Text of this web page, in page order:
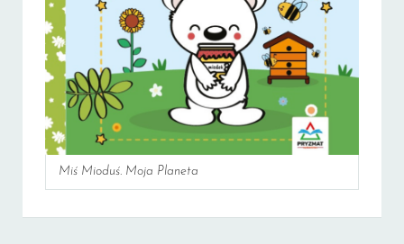
Miś Mioduś. Moja Planeta